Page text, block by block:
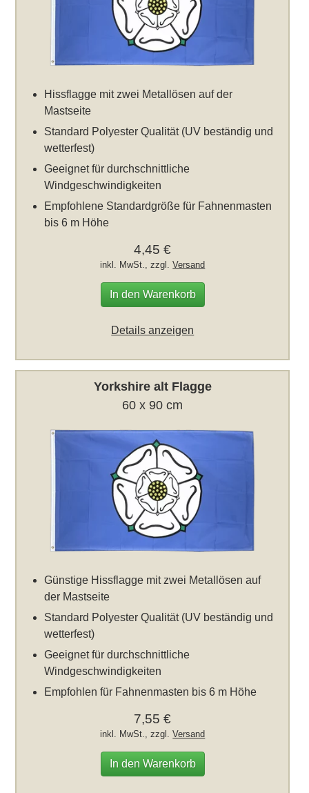
Hissflagge mit zwei Metallösen auf der
Mastseite
Standard Polyester Qualität (UV beständig und
wetterfest)
Geeignet für durchschnittliche
Windgeschwindigkeiten
Empfohlene Standardgröße für Fahnenmasten
bis 6 m Höhe
4,45 €
inkl. MwSt., zzgl.Versand
In den Warenkorb
Details anzeigen
Yorkshire alt Flagge
60 x 90 cm
Günstige Hissflagge mit zwei Metallösen auf
der Mastseite
Standard Polyester Qualität (UV beständig und
wetterfest)
Geeignet für durchschnittliche
Windgeschwindigkeiten
Empfohlen für Fahnenmasten bis 6 m Höhe
7,55 €
inkl. MwSt., zzgl.Versand
In den Warenkorb